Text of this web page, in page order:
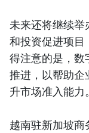
未来还将继续举
和投资促进项目
得注意的是，数
推进，以帮助企
升市场准入能力。
越南驻新加坡